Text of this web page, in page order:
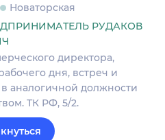
Новаторская
РУДАКОВ
директора,
дня, встреч и
аналогичной должности
ТК РФ, 5/2.